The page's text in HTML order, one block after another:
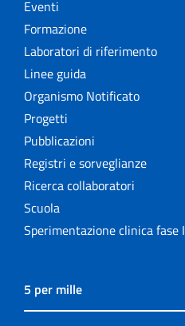
Eventi
Formazione
Laboratori di riferimento
Linee guida
Organismo Notificato
Progetti
Pubblicazioni
Registri e sorveglianze
Ricerca collaboratori
Scuola
Sperimentazione clinica fase I
5 per mille